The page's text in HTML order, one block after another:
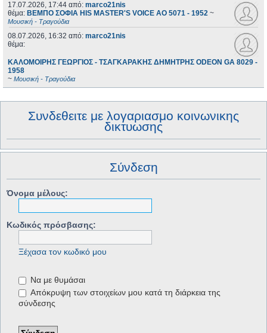
17.07.2026, 17:44 από: marco21nis
θέμα: ΒΕΜΠΟ ΣΟΦΙΑ HIS MASTER'S VOICE AO 5071 - 1952 ~
Μουσική - Τραγούδια
08.07.2026, 16:32 από: marco21nis
θέμα:
ΚΑΛΟΜΟΙΡΗΣ ΓΕΩΡΓΙΟΣ - ΤΣΑΓΚΑΡΑΚΗΣ ΔΗΜΗΤΡΗΣ ODEON GA 8029 -
1958
~ Μουσική - Τραγούδια
Συνδεθειτε με λογαριασμο κοινωνικης
δικτυωσης
Σύνδεση
Όνομα μέλους:
Κωδικός πρόσβασης:
Ξέχασα τον κωδικό μου
Να με θυμάσαι
Απόκρυψη των στοιχείων μου κατά τη διάρκεια της
σύνδεσης